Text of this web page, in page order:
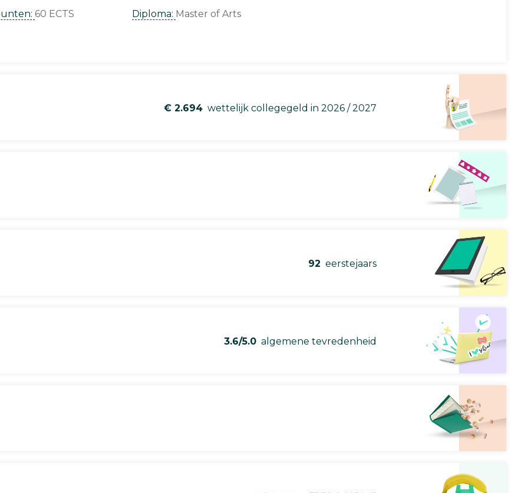
60 ECTS Diploma: Master of Arts
€ 2.694 wettelijk collegegeld in 2026 / 2027
92 eerstejaars
3.6/5.0 algemene tevredenheid